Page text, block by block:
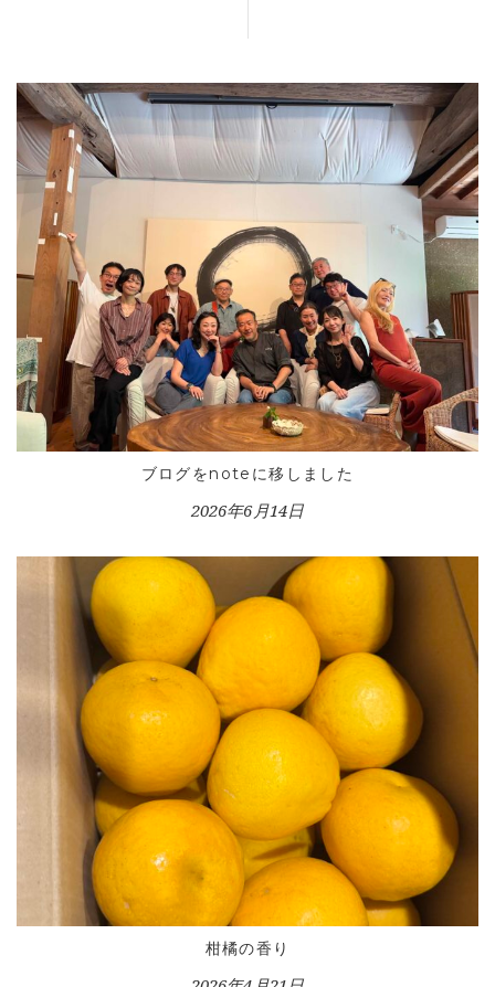
HOME
INFORMATION
VOICE GALLERY
WORKS
ブログをnoteに移しました
2026年6月14日
柑橘の香り